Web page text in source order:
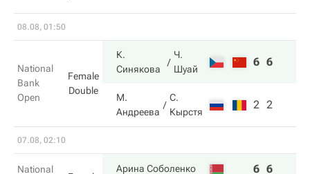
08.08, 01:50
National
Bank
Open
Female
Double
К.
Синякова
Ч.
Шуай
6 6
М.
Андреева
С.
Кырстя
2 2
07.08, 02:10
National Арина Соболенко 6 6